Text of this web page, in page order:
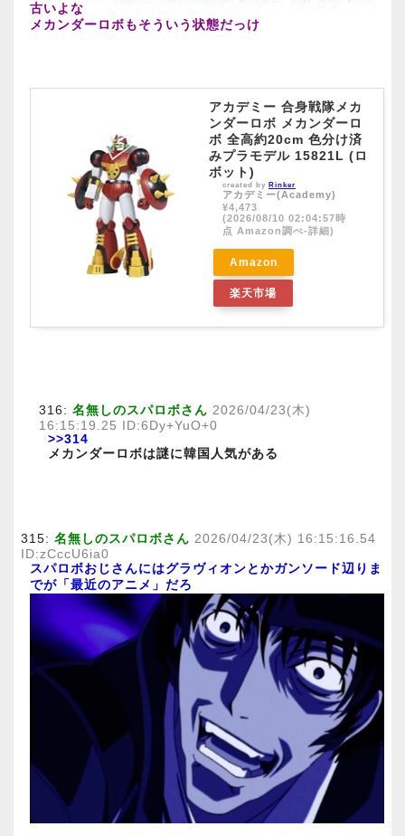
古いよな
メカンダーロボもそういう状態だっけ
アカデミー 合身戦隊メカ
ンダーロボ メカンダーロ
ボ 全高約20cm 色分け済
みプラモデル 15821L (ロ
ボット)
created by Rinker
アカデミー(Academy)
¥4,473
(2026/08/10 02:04:57時
点 Amazon調べ-詳細)
Amazon
楽天市場
316: 名無しのスパロボさん 2026/04/23(木)
16:15:19.25 ID:6Dy+YuO+0
>>314
メカンダーロボは謎に韓国人気がある
315: 名無しのスパロボさん 2026/04/23(木) 16:15:16.54
ID:zCccU6ia0
スパロボおじさんにはグラヴィオンとかガンソード辺りま
でが「最近のアニメ」だろ